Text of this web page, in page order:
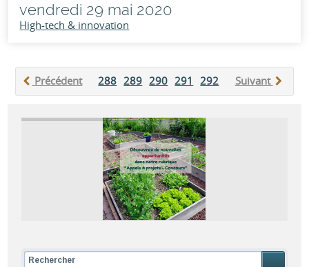
vendredi 29 mai 2020
High-tech & innovation
Précédent Suivant
288 289 290 291 292 293 294 295